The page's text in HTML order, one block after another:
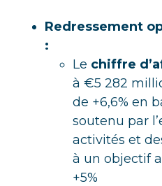
Redressement
:
Le chiffre
à €5 282
de +6,6% en
soutenu par
activités et
à un objectif
+5%